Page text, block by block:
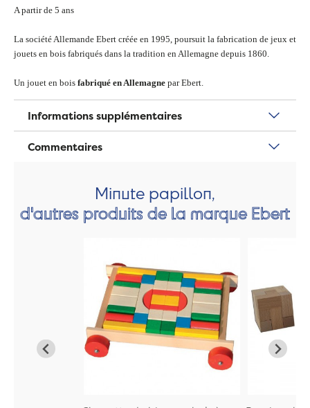
A partir de 5 ans
La société Allemande Ebert créée en 1995, poursuit la fabrication de jeux et
jouets en bois fabriqués dans la tradition en Allemagne depuis 1860.
Un jouet en bois fabriqué en Allemagne par Ebert.
Informations supplémentaires
Commentaires
Minute papillon,
d'autres produits de la marque Ebert